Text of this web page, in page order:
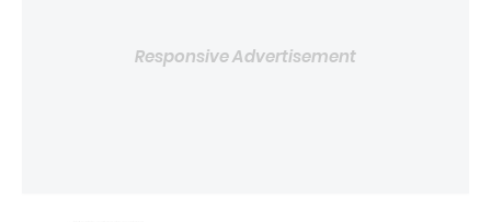
Responsive Advertisement